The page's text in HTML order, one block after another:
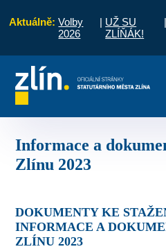
Aktuálně: Volby
2026
| UŽ SU
ZLÍŇÁK!
|
vyřídit Potřebuji
Informace a dokumenty k Adventnímu
Zlínu 2023
DOKUMENTY KE STAŽENÍ ZE SLOŽKY
INFORMACE A
ZLÍNU 2023